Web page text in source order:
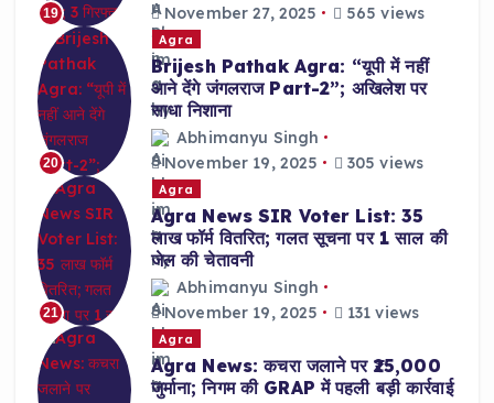
19 November 27, 2025 565 views
20
Agra
Brijesh Pathak Agra: “यूपी में नहीं
आने देंगे जंगलराज Part-2”; अखिलेश पर
साधा निशाना
Abhimanyu Singh
November 19, 2025
305 views
21
Agra
Agra News SIR Voter List: 35
लाख फॉर्म वितरित; गलत सूचना पर 1 साल की
जेल की चेतावनी
Abhimanyu Singh
November 19, 2025
131 views
Agra
Agra News: कचरा जलाने पर ₹25,000
जुर्माना; निगम की GRAP में पहली बड़ी कार्रवाई